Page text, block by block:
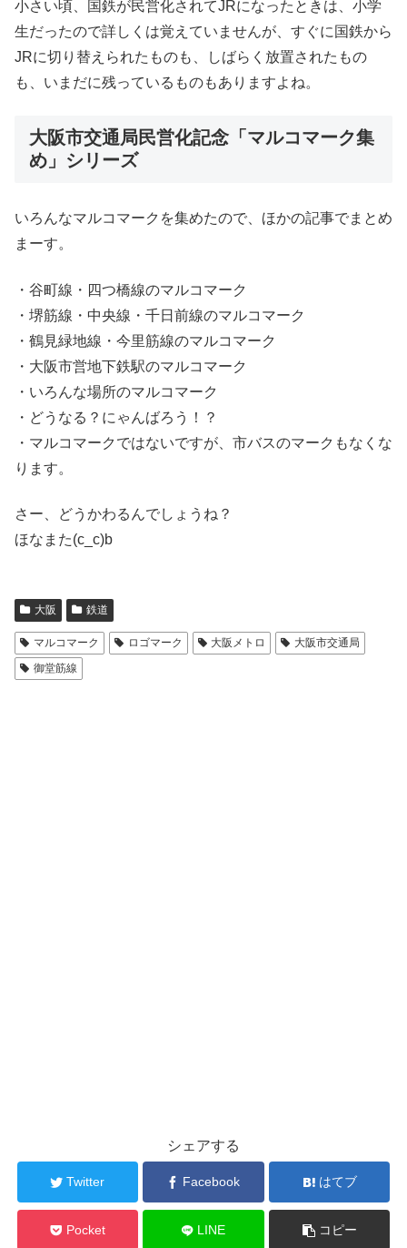
小さい頃、国鉄が民営化されてJRになったときは、小学
生だったので詳しくは覚えていませんが、すぐに国鉄から
JRに切り替えられたものも、しばらく放置されたもの
も、いまだに残っているものもありますよね。
大阪市交通局民営化記念「マルコマーク集
め」シリーズ
いろんなマルコマークを集めたので、ほかの記事でまとめ
まーす。
・谷町線・四つ橋線のマルコマーク
・堺筋線・中央線・千日前線のマルコマーク
・鶴見緑地線・今里筋線のマルコマーク
・大阪市営地下鉄駅のマルコマーク
・いろんな場所のマルコマーク
・どうなる？にゃんばろう！？
・マルコマークではないですが、市バスのマークもなくな
ります。
さー、どうかわるんでしょうね？
ほなまた(c_c)b
大阪 鉄道
マルコマーク ロゴマーク 大阪メトロ
大阪市交通局
御堂筋線
シェアする
Twitter Facebook はてブ
Pocket LINE コピー